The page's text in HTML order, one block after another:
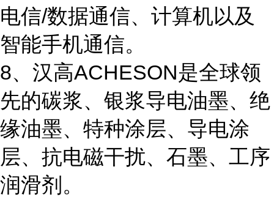
电信/数据通信、计算机以及
智能手机通信。
8、汉高ACHESON是全球领
先的碳浆、银浆导电油墨、绝
缘油墨、特种涂层、导电涂
层、抗电磁干扰、石墨、工序
润滑剂。